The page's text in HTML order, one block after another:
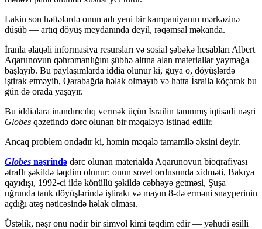
Lakin son həftələrdə onun adı yeni bir kampaniyanın mərkəzinə
düşüb — artıq döyüş meydanında deyil, rəqəmsal məkanda.
İranla əlaqəli informasiya resursları və sosial şəbəkə hesabları Albert
Aqarunovun qəhrəmanlığını şübhə altına alan materiallar yaymağa
başlayıb. Bu paylaşımlarda iddia olunur ki, guya o, döyüşlərdə
iştirak etməyib, Qarabağda həlak olmayıb və hətta İsrailə köçərək bu
gün də orada yaşayır.
Bu iddialara inandırıcılıq vermək üçün İsrailin tanınmış iqtisadi nəşri
Globes qəzetində dərc olunan bir məqaləyə istinad edilir.
Ancaq problem ondadır ki, həmin məqalə tamamilə əksini deyir.
Globes nəşrində dərc olunan materialda Aqarunovun bioqrafiyası
ətraflı şəkildə təqdim olunur: onun sovet ordusunda xidməti, Bakıya
qayıdışı, 1992-ci ildə könüllü şəkildə cəbhəyə getməsi, Şuşa
uğrunda tank döyüşlərində iştirakı və mayın 8-də erməni snayperinin
açdığı atəş nəticəsində həlak olması.
Üstəlik, nəşr onu nadir bir simvol kimi təqdim edir — yəhudi əsilli